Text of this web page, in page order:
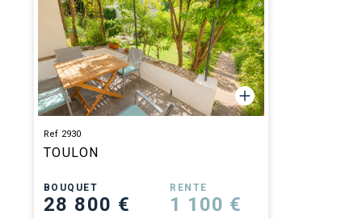
Ref 2930
TOULON
BOUQUET
28 800 €
RENTE
1 100 €